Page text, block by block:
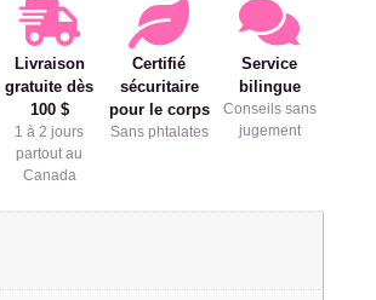
Livraison
gratuite dès
100 $
1 à 2 jours
partout au
Canada
Certifié
sécuritaire
pour le corps
Sans phtalates
Service
bilingue
Conseils sans
jugement